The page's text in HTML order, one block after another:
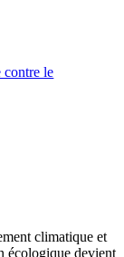
contre le
climatique et
écologique devient